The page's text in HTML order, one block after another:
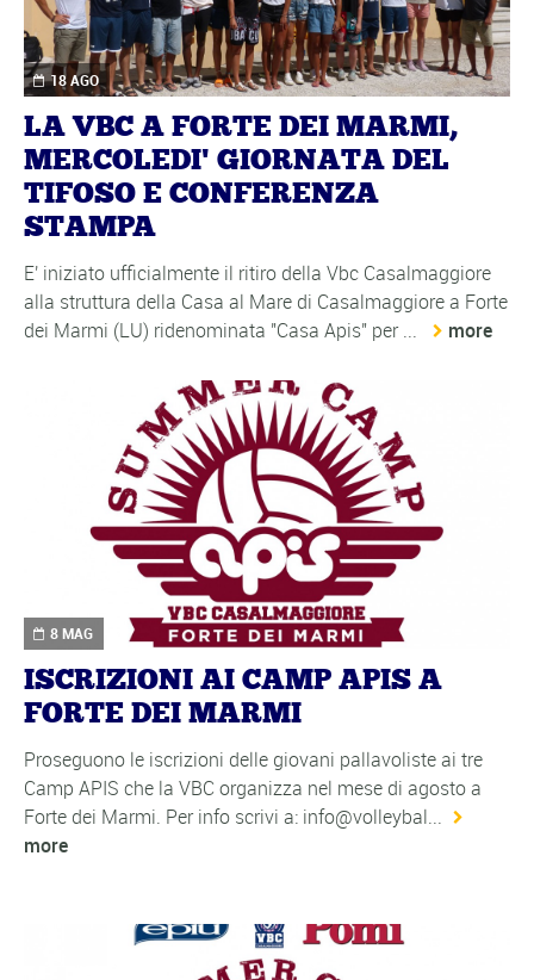
18 AGO
LA VBC A FORTE DEI MARMI,
MERCOLEDI' GIORNATA DEL
TIFOSO E CONFERENZA
STAMPA
E' iniziato ufficialmente il ritiro della Vbc Casalmaggiore
alla struttura della Casa al Mare di Casalmaggiore a Forte
dei Marmi (LU) ridenominata "Casa Apis" per ...
more
8 MAG
ISCRIZIONI AI CAMP APIS A
FORTE DEI MARMI
Proseguono le iscrizioni delle giovani pallavoliste ai tre
Camp APIS che la VBC organizza nel mese di agosto a
Forte dei Marmi. Per info scrivi a: info@volleybal...
more